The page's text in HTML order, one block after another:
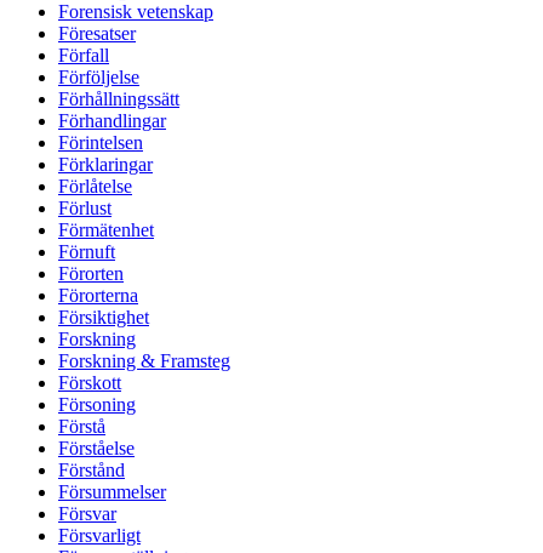
Forensisk vetenskap
Föresatser
Förfall
Förföljelse
Förhållningssätt
Förhandlingar
Förintelsen
Förklaringar
Förlåtelse
Förlust
Förmätenhet
Förnuft
Förorten
Förorterna
Försiktighet
Forskning
Forskning & Framsteg
Förskott
Försoning
Förstå
Förståelse
Förstånd
Försummelser
Försvar
Försvarligt